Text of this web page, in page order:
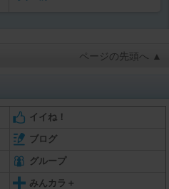
ページの先頭へ ▲
イイね！
ブログ
グループ
みんカラ＋